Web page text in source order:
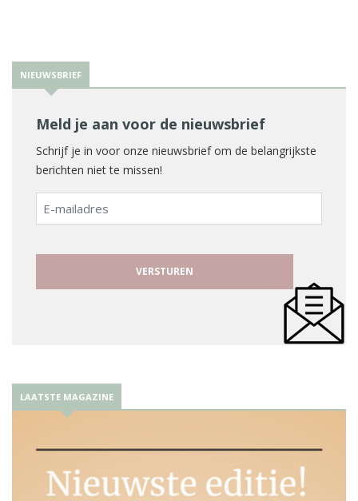
NIEUWSBRIEF
Meld je aan voor de nieuwsbrief
Schrijf je in voor onze nieuwsbrief om de belangrijkste
berichten niet te missen!
E-
mailadres
LAATSTE MAGAZINE